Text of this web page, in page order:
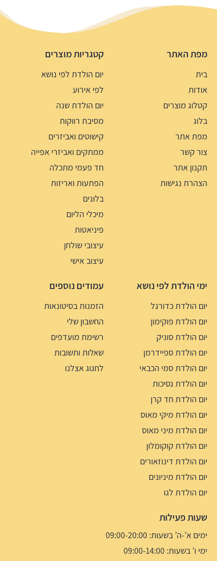
מפת האתר
בית
אודות
קטלוג מוצרים
בלוג
מפת אתר
צור קשר
תקנון אתר
הצהרת נגישות
קטגריות מוצרים
יום הולדת לפי נושא
לפי אירוע
יום הולדת שנה
מסיבת רווקות
קישוטים ואביזרים
ממתקים ואביזרי אפייה
חד פעמי מתכלה
הפתעות ואריזות
בלונים
מיכלי הליום
פיניאטות
עיצובי שולחן
עיצוב אישי
ימי הולדת לפי נושא
יום הולדת כדורגל
יום הולדת פוקימון
יום הולדת סוניק
יום הולדת ספיידרמן
יום הולדת סמי הכבאי
יום הולדת נסיכות
יום הולדת חד קרן
יום הולדת מיקי מאוס
יום הולדת מיני מאוס
יום הולדת קוקומלון
יום הולדת דינוזאורים
יום הולדת מיניונים
יום הולדת לגו
עמודים נוספים
הזמנות בסיטונאות
החשבון שלי
רשימת מועדפים
שאלות ותשובות
לחגוג אצלנו
שעות פעילות
ימים א’-ה’ בשעות: 09:00-20:00
ימי ו’ בשעות: 09:00-14:00